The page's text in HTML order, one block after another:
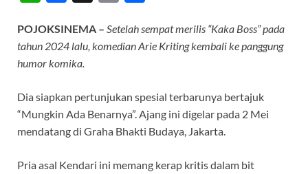
a
t
A
p
p
c
e
o
o
k
a
i
a
r
POJOKSINEMA – Setelah sempat merilis “Kaka Boss” pada
tahun 2024 lalu, komedian Arie Kriting kembali ke panggung
humor komika.
Dia siapkan pertunjukan spesial terbarunya bertajuk
“Mungkin Ada Benarnya”. Ajang ini digelar pada 2 Mei
mendatang di Graha Bhakti Budaya, Jakarta.
Pria asal Kendari ini memang kerap kritis dalam bit